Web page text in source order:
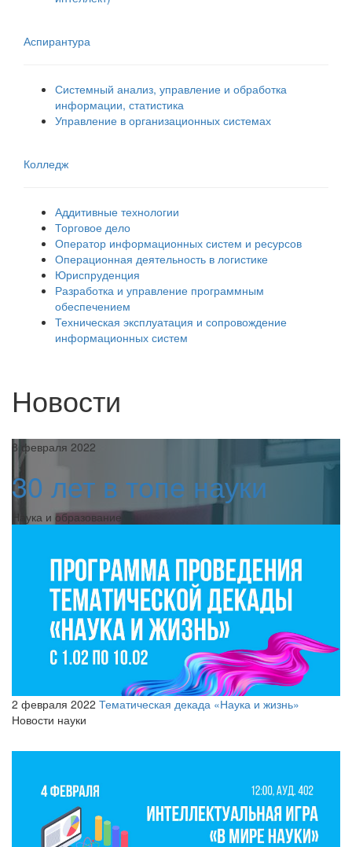
Аспирантура
Системный анализ, управление и обработка
информации, статистика
Управление в организационных системах
Колледж
Аддитивные технологии
Торговое дело
Оператор информационных систем и ресурсов
Операционная деятельность в логистике
Юриспруденция
Разработка и управление программным
обеспечением
Техническая эксплуатация и сопровождение
информационных систем
Новости
8 февраля 2022
30 лет в топе науки
Наука и образование
2 февраля 2022 Тематическая декада «Наука и жизнь»
Новости науки